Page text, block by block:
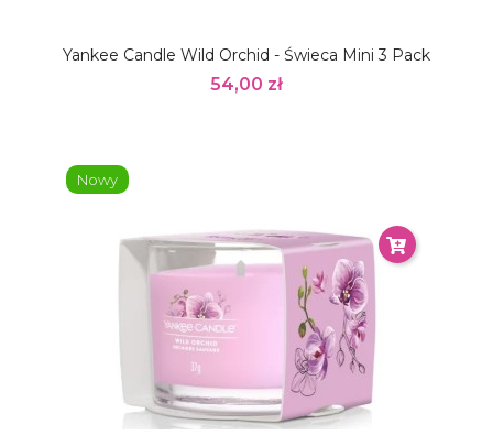
Yankee Candle Wild Orchid - Świeca Mini 3 Pack
54,00 zł
Nowy